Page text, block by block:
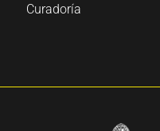
Curadoría